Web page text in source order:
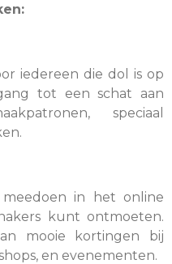
iedereen die dol is op
tot een schat aan
speciaal
in het online
kunt ontmoeten.
mooie kortingen bij
en evenementen.